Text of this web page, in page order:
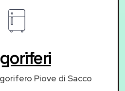
Piove di Sacco